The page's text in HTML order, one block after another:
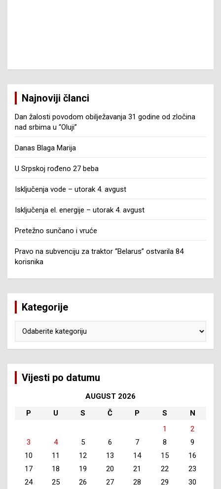
Najnoviji članci
Dan žalosti povodom obilježavanja 31 godine od zločina
nad srbima u “Oluji”
Danas Blaga Marija
U Srpskoj rođeno 27 beba
Isključenja vode – utorak 4. avgust
Isključenja el. energije – utorak 4. avgust
Pretežno sunčano i vruće
Pravo na subvenciju za traktor “Belarus” ostvarila 84
korisnika
Kategorije
Vijesti po datumu
AUGUST 2026
P
U S Č P S
N
1
2
3
4 5 6 7 8
9
10
11 12 13 14 15
16
17
18 19 20 21 22
23
24
25 26 27 28 29
30